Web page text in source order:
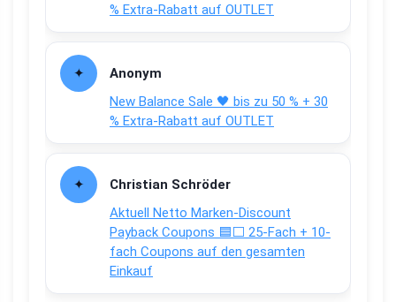
% Extra-Rabatt auf OUTLET
Anonym
New Balance Sale 🖤 bis zu 50 % + 30
% Extra-Rabatt auf OUTLET
Christian Schröder
Aktuell Netto Marken-Discount
Payback Coupons 🟦⬜ 25-Fach + 10-
fach Coupons auf den gesamten
Einkauf